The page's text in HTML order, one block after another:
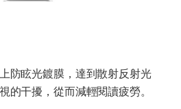
防眩光鍍膜，達到散射反射光
的干擾，從而減輕閱讀疲勞。